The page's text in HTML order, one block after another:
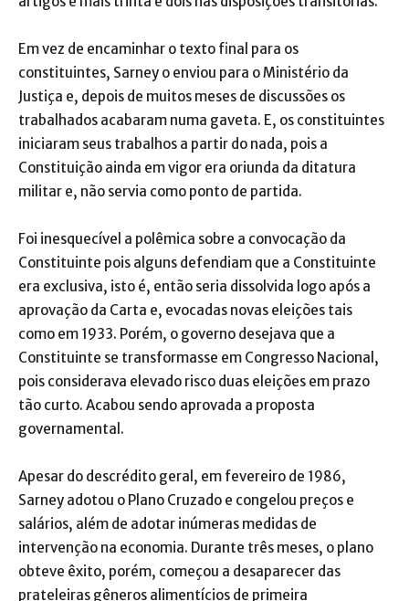
Em vez de encaminhar o texto final para os
constituintes, Sarney o enviou para o Ministério da
Justiça e, depois de muitos meses de discussões os
trabalhados acabaram numa gaveta. E, os constituintes
iniciaram seus trabalhos a partir do nada, pois a
Constituição ainda em vigor era oriunda da ditatura
militar e, não servia como ponto de partida.
Foi inesquecível a polêmica sobre a convocação da
Constituinte pois alguns defendiam que a Constituinte
era exclusiva, isto é, então seria dissolvida logo após a
aprovação da Carta e, evocadas novas eleições tais
como em 1933. Porém, o governo desejava que a
Constituinte se transformasse em Congresso Nacional,
pois considerava elevado risco duas eleições em prazo
tão curto. Acabou sendo aprovada a proposta
governamental.
Apesar do descrédito geral, em fevereiro de 1986,
Sarney adotou o Plano Cruzado e congelou preços e
salários, além de adotar inúmeras medidas de
intervenção na economia. Durante três meses, o plano
obteve êxito, porém, começou a desaparecer das
prateleiras gêneros alimentícios de primeira